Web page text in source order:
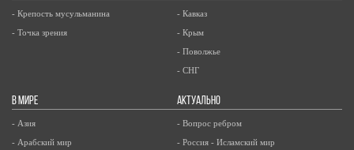
- Крепость мусульманина
- Точка зрения
- Кавказ
- Крым
- Поволжье
- СНГ
В МИРЕ
- Азия
- Арабский мир
АКТУАЛЬНО
- Вопрос ребром
- Россия - Исламский мир